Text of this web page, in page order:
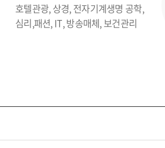
호텔관광, 상경, 전자기계생명 공학,
심리,패션, IT, 방송매체, 보건관리